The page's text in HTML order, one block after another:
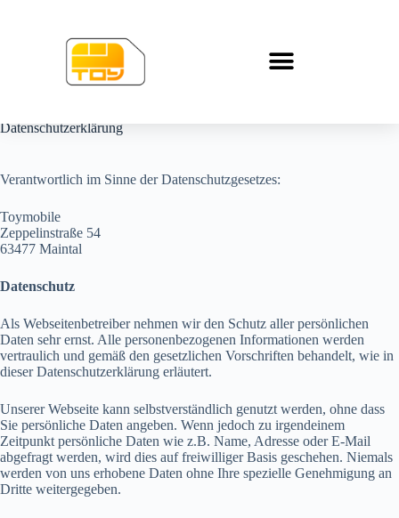
Datenschutzerklärung
Verantwortlich im Sinne der Datenschutzgesetzes:
Toymobile
Zeppelinstraße 54
63477 Maintal
Datenschutz
Als Webseitenbetreiber nehmen wir den Schutz aller persönlichen
Daten sehr ernst. Alle personenbezogenen Informationen werden
vertraulich und gemäß den gesetzlichen Vorschriften behandelt, wie in
dieser Datenschutzerklärung erläutert.
Unserer Webseite kann selbstverständlich genutzt werden, ohne dass
Sie persönliche Daten angeben. Wenn jedoch zu irgendeinem
Zeitpunkt persönliche Daten wie z.B. Name, Adresse oder E-Mail
abgefragt werden, wird dies auf freiwilliger Basis geschehen. Niemals
werden von uns erhobene Daten ohne Ihre spezielle Genehmigung an
Dritte weitergegeben.